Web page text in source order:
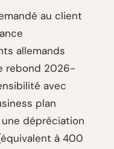
au client
allemands
rebond 2026-
avec
plan
dépréciation
à 400